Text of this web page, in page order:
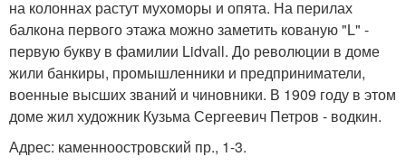
на колоннах растут мухоморы и опята. На перилах
балкона первого этажа можно заметить кованую "L" -
первую букву в фамилии Lidvall. До революции в доме
жили банкиры, промышленники и предприниматели,
военные высших званий и чиновники. В 1909 году в этом
доме жил художник Кузьма Сергеевич Петров - водкин.
Адрес: каменноостровский пр., 1-3.